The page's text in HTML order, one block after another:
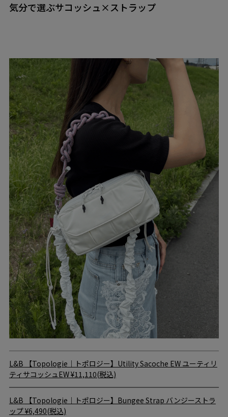
気分で選ぶサコッシュ×ストラップ
L&B
【Topologie｜トポロジー】Utility Sacoche EW ユーティリ
ティサコッシュEW¥11,110(税込)
L&B
【Topologie｜トポロジー】Bungee Strap バンジーストラ
ップ¥6,490(税込)